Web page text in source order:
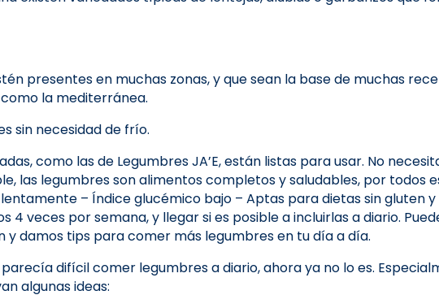
presentes en muchas zonas, y que sean la base de muchas
la mediterránea.
sin necesidad de frío.
como las de Legumbres JA’E, están listas para usar. No
las legumbres son alimentos completos y saludables, por todos
– Índice glucémico bajo – Aptas para dietas sin gluten
4 veces por semana, y llegar si es posible a incluirlas a diario.
damos tips para comer más legumbres en tu día a día.
difícil comer legumbres a diario, ahora ya no lo es.
algunas ideas: